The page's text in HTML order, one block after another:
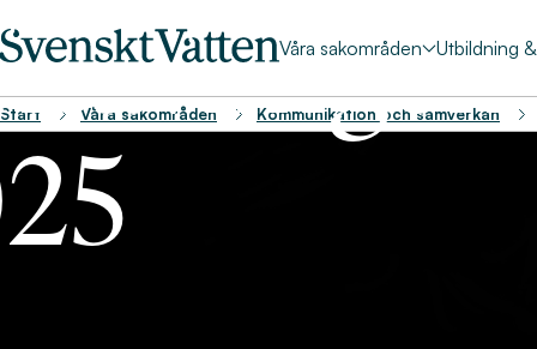
Våra sakområden Utbildning
Start Våra sakområden Kommunikation och samverkan